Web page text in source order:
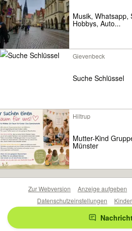
Musik, Whatsapp,
Hobbys, Auto...
Gievenbeck
Suche Schlüssel
Hiltrup
Mutter-Kind
Münster
Zur Webversion Anzeige aufgeben
Datenschutzeinstellungen
Barrierefreiheitserklärung